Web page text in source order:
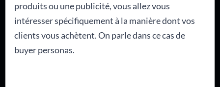
produits ou une publicité, vous allez vous
intéresser spécifiquement à la manière dont vos
clients vous achètent. On parle dans ce cas de
buyer personas.